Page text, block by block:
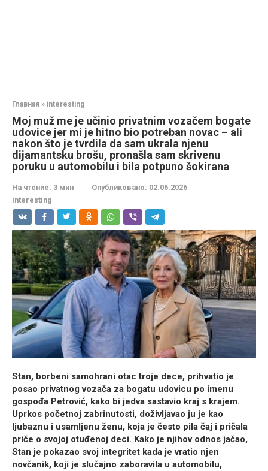
Главная » interesting
Moj muž me je učinio privatnim vozačem bogate
udovice jer mi je hitno bio potreban novac – ali
nakon što je tvrdila da sam ukrala njenu
dijamantsku brošu, pronašla sam skrivenu
poruku u automobilu i bila potpuno šokirana
На чтение: 3 мин Опубликовано: 02.06.2026
interesting
Stan, borbeni samohrani otac troje dece, prihvatio je
posao privatnog vozača za bogatu udovicu po imenu
gospođa Petrović, kako bi jedva sastavio kraj s krajem.
Uprkos početnoj zabrinutosti, doživljavao ju je kao
ljubaznu i usamlјenu ženu, koja je često pila čaj i pričala
priče o svojoj otuđenoj deci. Kako je njihov odnos jačao,
Stan je pokazao svoj integritet kada je vratio njen
novčanik, koji je slučajno zaboravila u automobilu,